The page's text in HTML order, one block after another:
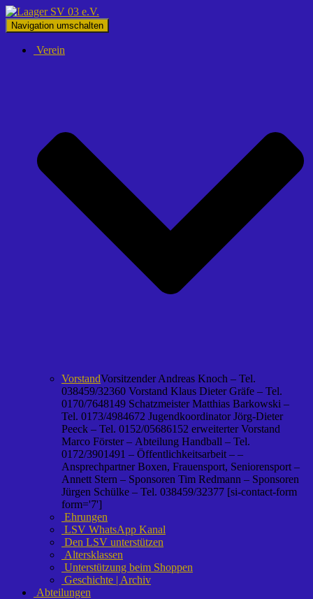
Navigation umschalten
Verein
VorstandVorsitzender Andreas Knoch – Tel.
038459/32360 Vorstand Klaus Dieter Gräfe – Tel.
0170/7648149 Schatzmeister Matthias Barkowski –
Tel. 0173/4984672 Jugendkoordinator Jörg-Dieter
Peeck – Tel. 0152/05686152 erweiterter Vorstand
Marco Förster – Abteilung Handball – Tel.
0172/3901491 – Öffentlichkeitsarbeit – –
Ansprechpartner Boxen, Frauensport, Seniorensport –
Annett Stern – Sponsoren Tim Redmann – Sponsoren
Jürgen Schülke – Tel. 038459/32377 [si-contact-form
form='7']
Ehrungen
LSV WhatsApp Kanal
Den LSV unterstützen
Altersklassen
Unterstützung beim Shoppen
Geschichte | Archiv
Abteilungen